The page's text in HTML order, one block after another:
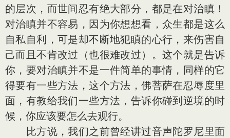
的层次，而世间忍有绝大部分，都是在对治瞋！
对治瞋并不容易，因为你想想看，众生都是这么
自私自利，可是却不断地犯瞋的心行，来伤害自
己而且不肯改过（也很难改过）。这个就是告诉
你，要对治瞋并不是一件简单的事情，同样的它
得要有一些方法，这个方法，佛菩萨在忍辱度里
面，有教给我们一些方法，告诉你碰到逆境的时
候，你应该要怎么去观行。
比方说，我们之前曾经讲过音声陀罗尼里面